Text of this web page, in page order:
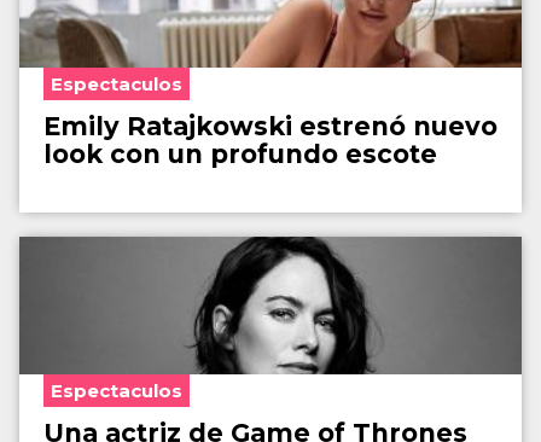
Espectaculos
Emily Ratajkowski estrenó nuevo
look con un profundo escote
Espectaculos
Una actriz de Game of Thrones